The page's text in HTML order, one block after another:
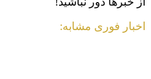
اخبار فوری مشابه: